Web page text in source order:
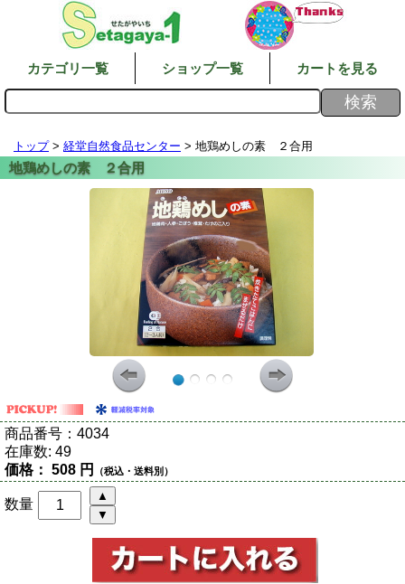
カテゴリ一覧 ショップ一覧 カートを見る
トップ> 経堂自然食品センター > 地鶏めしの素 ２合用
商品番号： 4034
在庫数: 49
価格： 508 円 （税込・送料別）
数量